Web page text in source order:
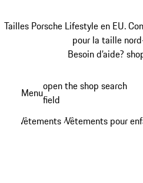
Tailles Porsche Lifestyle en EU.
pour la taille
Besoin d’aide?
principal
Menuopen the shop search
field
Vêtements /Vêtements pour